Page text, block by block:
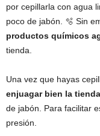
por cepillarla con agua
poco de jabón. 🫧 Sin
productos químicos
tienda.
Una vez que hayas
enjuagar bien la
de jabón. Para facilitar
presión.